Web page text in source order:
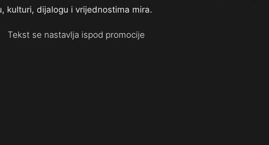
kulturi, dijalogu i vrijednostima mira.
Tekst se nastavlja ispod promocije